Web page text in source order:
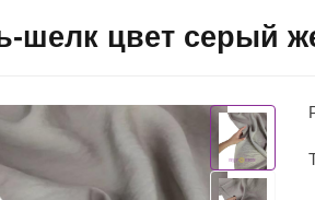
шелк цвет серый